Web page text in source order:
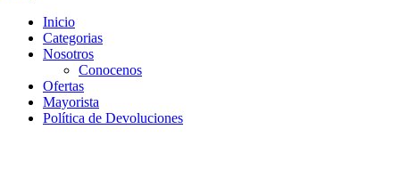
Inicio
Categorias
Nosotros
Conocenos
Ofertas
Mayorista
Política de Devoluciones